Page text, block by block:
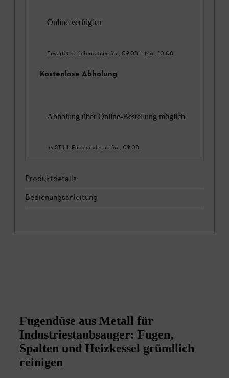
Online verfügbar
Erwartetes Lieferdatum: So., 09.08. - Mo., 10.08.
Kostenlose Abholung
Abholung über Online-Bestellung möglich
Im STIHL Fachhandel ab So., 09.08.
Produktdetails
Bedienungsanleitung
Fugendüse aus Metall für
Industriestaubsauger: Fugen,
Spalten und Heizkessel gründlich
reinigen